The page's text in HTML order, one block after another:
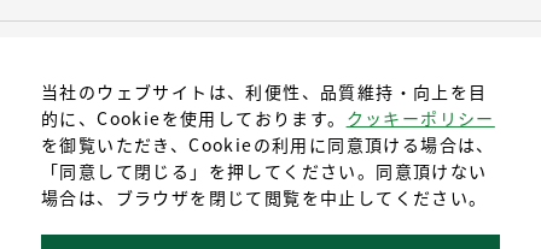
当社のウェブサイトは、利便性、品質維持・向上を目
的に、Cookieを使用しております。 クッキーポリシー
を御覧いただき、Cookieの利用に同意頂ける場合は、
「同意して閉じる」を押してください。同意頂けない
場合は、ブラウザを閉じて閲覧を中止してください。
〒496-0025
愛知県津島市中一色町字神明20番地